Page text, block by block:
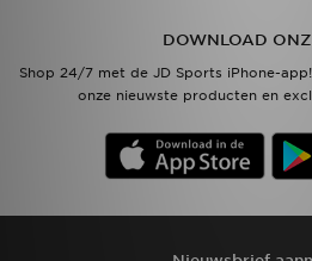
DOWNLOAD
Shop 24/7 met de JD Sports iPhone-
onze nieuwste producten en